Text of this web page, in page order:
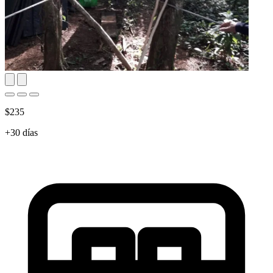
$235
+30 días